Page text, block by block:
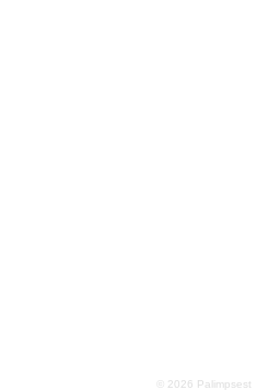
© 2026 Palimpsest